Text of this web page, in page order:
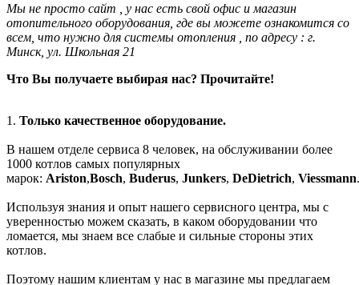
Мы не просто сайт , у нас есть свой офис и магазин
отопительного оборудования, где вы можете ознакомится со
всем, что нужно для системы отопления , по адресу : г.
Минск, ул. Школьная 21
Что Вы получаете выбирая нас? Прочитайте!
1. Только качественное оборудование.
В нашем отделе сервиса 8 человек, на обслуживании более
1000 котлов самых популярных
марок: Ariston,Bosch, Buderus, Junkers, DeDietrich, Viessmann.
Используя знания и опыт нашего сервисного центра, мы с
уверенностью можем сказать, в каком оборудовании что
ломается, мы знаем все слабые и сильные стороны этих
котлов.
Поэтому нашим клиентам у нас в магазине мы предлагаем